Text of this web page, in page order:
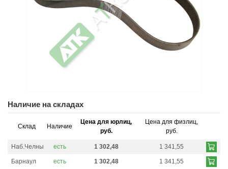
Наличие на складах
Склад Наличие
Цена для юрлиц,
руб.
Цена для физлиц,
руб.
Наб.Челны есть 1 302,48 1 341,55
Барнаул есть 1 302,48 1 341,55